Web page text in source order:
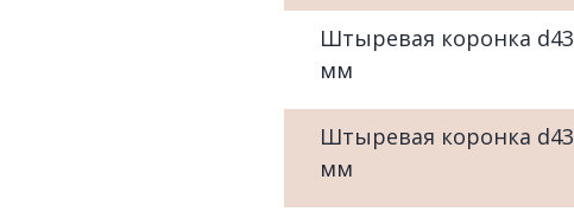
Штыревая коронка d43
мм
Штыревая коронка d43
мм